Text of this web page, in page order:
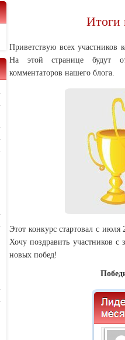
Итоги
Приветствую всех участников
На этой странице будут
комментаторов нашего блога.
Этот конкурс стартовал с
Хочу поздравить участников
новых побед!